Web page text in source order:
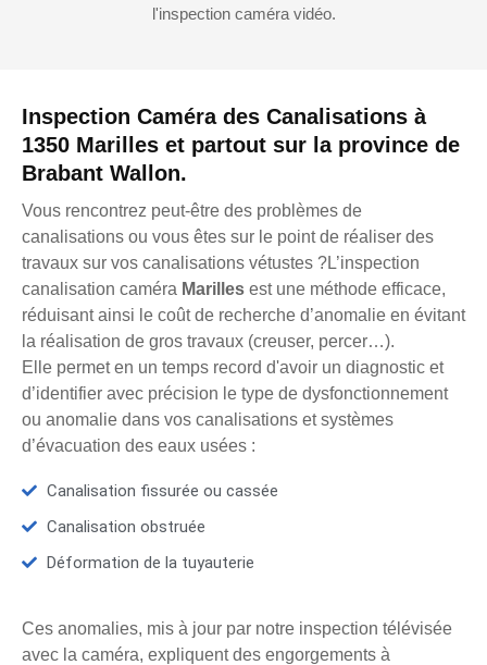
Inspection Caméra des Canalisations à
1350 Marilles et partout sur la province de
Brabant Wallon.
Vous rencontrez peut-être des problèmes de
canalisations ou vous êtes sur le point de réaliser des
travaux sur vos canalisations vétustes ?L’inspection
canalisation caméra Marilles est une méthode efficace,
réduisant ainsi le coût de recherche d’anomalie en évitant
la réalisation de gros travaux (creuser, percer…).
Elle permet en un temps record d'avoir un diagnostic et
d’identifier avec précision le type de dysfonctionnement
ou anomalie dans vos canalisations et systèmes
d’évacuation des eaux usées :
Canalisation fissurée ou cassée
Canalisation obstruée
Déformation de la tuyauterie
Ces anomalies, mis à jour par notre inspection télévisée
avec la caméra, expliquent des engorgements à
l'inspection caméra vidéo.